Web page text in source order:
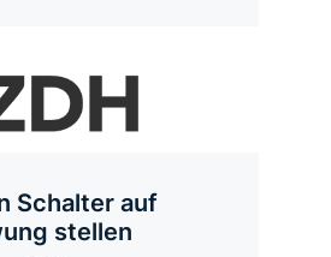
Schalter auf
stellen